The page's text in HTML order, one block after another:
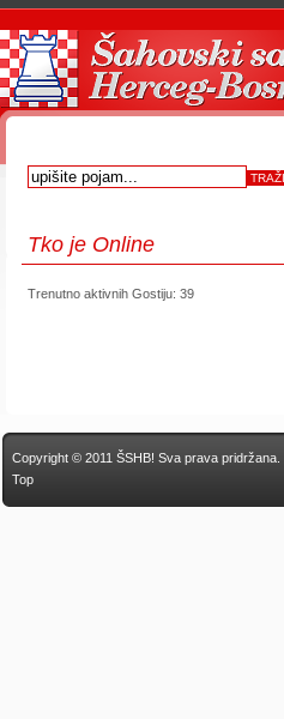
Tko je Online
Trenutno aktivnih Gostiju: 39
Copyright © 2011 ŠSHB! Sva prava pridržana.
Top